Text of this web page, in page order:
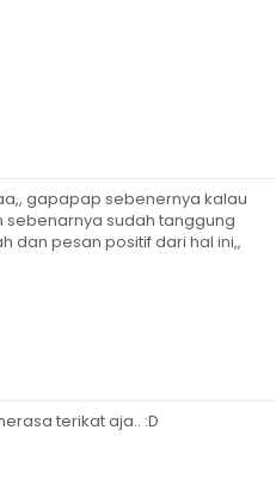
gapapap sebenernya kalau
sebenarnya sudah tanggung
dan pesan positif dari hal ini,,
terikat aja.. :D